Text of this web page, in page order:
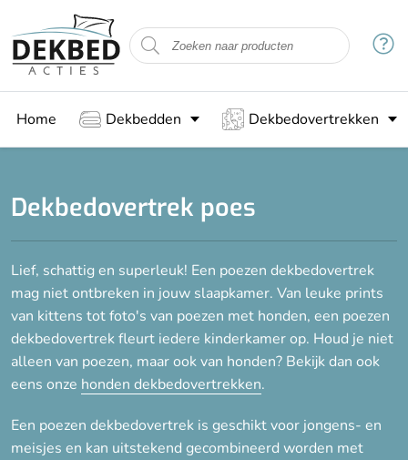
Home Dekbedden Dekbedovertrekken
Dekbedovertrek poes
Lief, schattig en superleuk! Een poezen dekbedovertrek
mag niet ontbreken in jouw slaapkamer. Van leuke prints
van kittens tot foto's van poezen met honden, een poezen
dekbedovertrek fleurt iedere kinderkamer op. Houd je niet
alleen van poezen, maar ook van honden? Bekijk dan ook
eens onze honden dekbedovertrekken.
Een poezen dekbedovertrek is geschikt voor jongens- en
meisjes en kan uitstekend gecombineerd worden met
Filteren
Stof
Katoen
Voor kinderen
Kinderdekbedovertrek
Meisjes
Dieren
Print